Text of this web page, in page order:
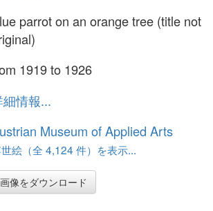
parrot on an orange tree (title not
1919 to 1926
細情報...
Museum of Applied Arts
絵（全 4,124 件）を表示...
画像をダウンロード